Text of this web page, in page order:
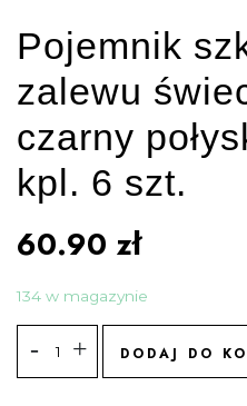
Pojemnik
zalewu
czarny
kpl. 6 szt.
60.90 zł
134 w magazynie
DODAJ DO